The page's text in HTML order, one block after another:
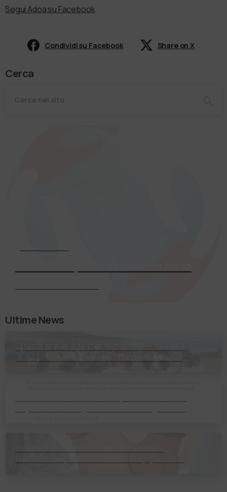
Segui Adoa su Facebook
Condividi su Facebook Share on X
Cerca
Ultime News